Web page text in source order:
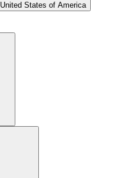
United States of America